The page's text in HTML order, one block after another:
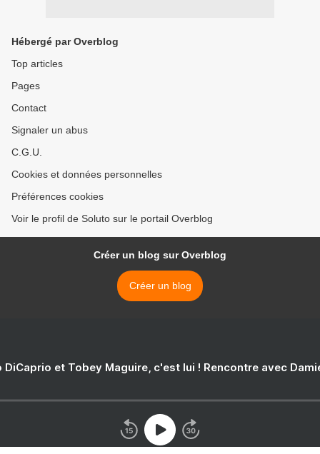
Hébergé par Overblog
Top articles
Pages
Contact
Signaler un abus
C.G.U.
Cookies et données personnelles
Préférences cookies
Voir le profil de Soluto sur le portail Overblog
Créer un blog sur Overblog
Créer un blog
DiCaprio et Tobey Maguire, c'est lui ! Rencontre avec